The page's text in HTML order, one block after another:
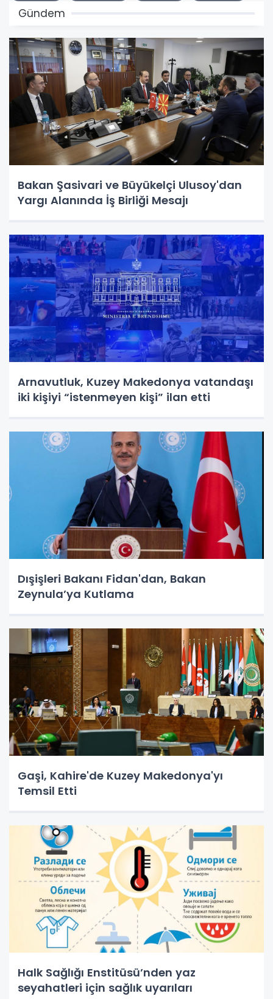
Gündem
Bakan Şasivari ve Büyükelçi Ulusoy'dan
Yargı Alanında İş Birliği Mesajı
Arnavutluk, Kuzey Makedonya vatandaşı
iki kişiyi “istenmeyen kişi” ilan etti
Dışişleri Bakanı Fidan'dan, Bakan
Zeynula’ya Kutlama
Gaşi, Kahire'de Kuzey Makedonya'yı
Temsil Etti
Halk Sağlığı Enstitüsü’nden yaz
seyahatleri için sağlık uyarıları